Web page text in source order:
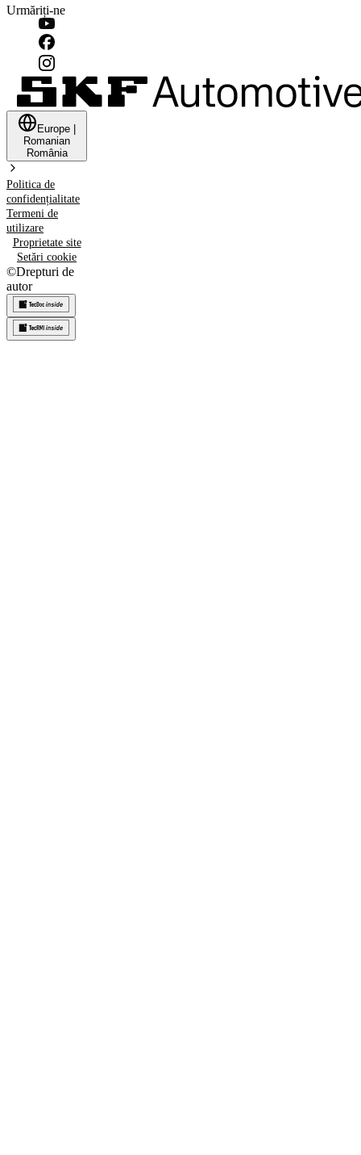
Urmăriți-ne
Europe
Romanian
România
Politica de
confidențialitate
Termeni de
utilizare
Proprietate site
Setări cookie
©Drepturi de
autor